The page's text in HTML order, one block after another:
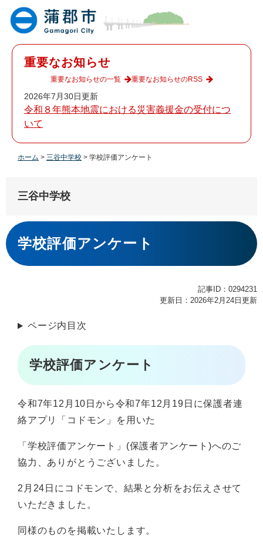
重要なお知らせ
2026年7月30日更新
令和８年熊本地震における災害義援金の受付につ
いて
重要なお知らせの一覧 重要なお知らせのRSS
ホーム > 三谷中学校 > 学校評価アンケート
三谷中学校
本
文
学校評価アンケート
記事ID：0294231
更新日：2026年2月24日更新
ページ内目次
学校評価アンケート
令和7年12月10日から令和7年12月19日に保護者連
絡アプリ「コドモン」を用いた
「学校評価アンケート」(保護者アンケート)へのご
協力、ありがとうございました。
2月24日にコドモンで、結果と分析をお伝えさせて
いただきました。
同様のものを掲載いたします。